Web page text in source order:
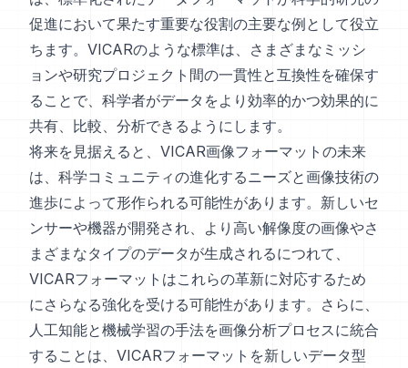
促進において果たす重要な役割の主要な例として役立
ちます。VICARのような標準は、さまざまなミッシ
ョンや研究プロジェクト間の一貫性と互換性を確保す
ることで、科学者がデータをより効率的かつ効果的に
共有、比較、分析できるようにします。
将来を見据えると、VICAR画像フォーマットの未来
は、科学コミュニティの進化するニーズと画像技術の
進歩によって形作られる可能性があります。新しいセ
ンサーや機器が開発され、より高い解像度の画像やさ
まざまなタイプのデータが生成されるにつれて、
VICARフォーマットはこれらの革新に対応するため
にさらなる強化を受ける可能性があります。さらに、
人工知能と機械学習の手法を画像分析プロセスに統合
することは、VICARフォーマットを新しいデータ型